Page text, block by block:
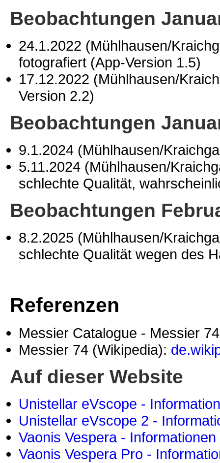
Beobachtungen
24.1.2022 (Mühlhausen/
fotografiert (App-Version 1.5)
17.12.2022 (Mühlhausen/
Version 2.2)
Beobachtungen
9.1.2024 (Mühlhausen/
5.11.2024 (Mühlhausen/
schlechte Qualität,
Beobachtungen
8.2.2025 (Mühlhausen/
schlechte Qualität wegen des
Referenzen
Messier Catalogue - Messier
Messier 74 (Wikipedia):
Auf dieser Website
Unistellar eVscope -
Unistellar eVscope 2 -
Vaonis Vespera - Informationen
Vaonis Vespera Pro -